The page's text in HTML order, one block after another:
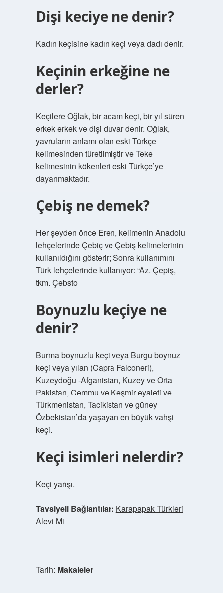
Dişi keciye ne denir?
Kadın keçisine kadın keçi veya dadı denir.
Keçinin erkeğine ne
derler?
Keçilere Oğlak, bir adam keçi, bir yıl süren
erkek erkek ve dişi duvar denir. Oğlak,
yavruların anlamı olan eski Türkçe
kelimesinden türetilmiştir ve Teke
kelimesinin kökenleri eski Türkçe’ye
dayanmaktadır.
Çebiş ne demek?
Her şeyden önce Eren, kelimenin Anadolu
lehçelerinde Çebiç ve Çebiş kelimelerinin
kullanıldığını gösterir; Sonra kullanımını
Türk lehçelerinde kullanıyor: “Az. Çepiş,
tkm. Çebsto
Boynuzlu keçiye ne
denir?
Burma boynuzlu keçi veya Burgu boynuz
keçi veya yılan (Capra Falconeri),
Kuzeydoğu -Afganistan, Kuzey ve Orta
Pakistan, Cemmu ve Keşmir eyaleti ve
Türkmenistan, Tacikistan ve güney
Özbekistan’da yaşayan en büyük vahşi
keçi.
Keçi isimleri nelerdir?
Keçi yarışı.
Tavsiyeli Bağlantılar: Karapapak Türkleri
Alevi Mi
Tarih: Makaleler